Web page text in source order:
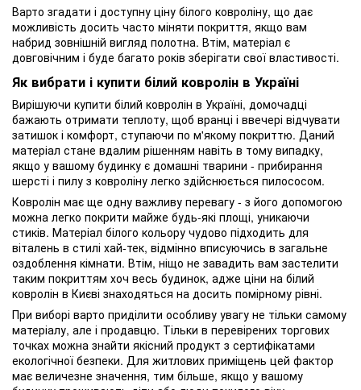
Варто згадати і доступну ціну білого ковроліну, що дає
можливість досить часто міняти покриття, якщо вам
набрид зовнішній вигляд полотна. Втім, матеріал є
довговічним і буде багато років зберігати свої властивості.
Як вибрати і купити білий ковролін в Україні
Вирішуючи купити білий ковролін в Україні, домочадці
бажають отримати теплоту, щоб вранці і ввечері відчувати
затишок і комфорт, ступаючи по м'якому покриттю. Даний
матеріал стане вдалим рішенням навіть в тому випадку,
якщо у вашому будинку є домашні тварини - прибирання
шерсті і пилу з ковроліну легко здійснюється пилососом.
Ковролін має ще одну важливу перевагу - з його допомогою
можна легко покрити майже будь-які площі, уникаючи
стиків. Матеріал білого кольору чудово підходить для
віталень в стилі хай-тек, відмінно вписуючись в загальне
оздоблення кімнати. Втім, ніщо не завадить вам застелити
таким покриттям хоч весь будинок, адже ціни на білий
ковролін в Києві знаходяться на досить помірному рівні.
При виборі варто приділити особливу увагу не тільки самому
матеріалу, але і продавцю. Тільки в перевірених торгових
точках можна знайти якісний продукт з сертифікатами
екологічної безпеки. Для житлових приміщень цей фактор
має величезне значення, тим більше, якщо у вашому